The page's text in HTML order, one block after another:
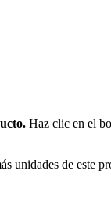
Haz clic en el
unidades de este